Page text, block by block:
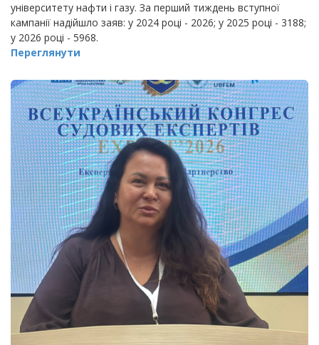
університету нафти і газу. За перший тиждень вступної
кампанії надійшло заяв: у 2024 році - 2026; у 2025 році - 3188;
у 2026 році - 5968.
Переглянути